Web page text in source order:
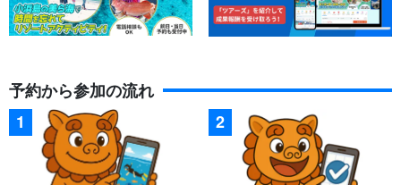
予約から参加の流れ